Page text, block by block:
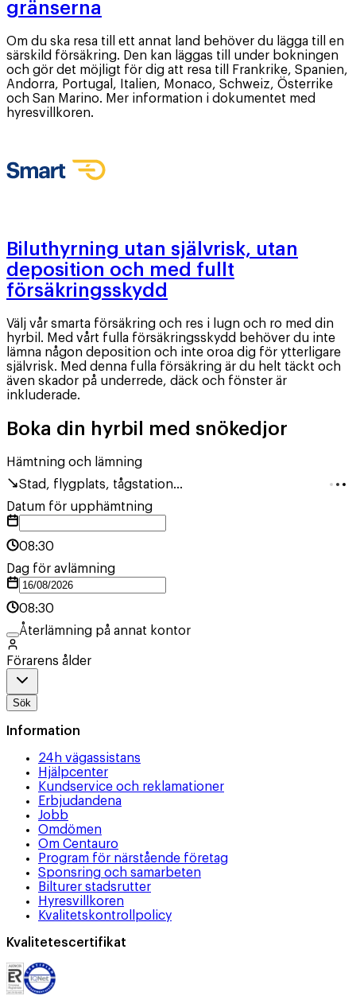
gränserna
Om du ska resa till ett annat land behöver du lägga till en
särskild försäkring. Den kan läggas till under bokningen
och gör det möjligt för dig att resa till Frankrike, Spanien,
Andorra, Portugal, Italien, Monaco, Schweiz, Österrike
och San Marino. Mer information i dokumentet med
hyresvillkoren.
Biluthyrning utan självrisk, utan
deposition och med fullt
försäkringsskydd
Välj vår smarta försäkring och res i lugn och ro med din
hyrbil. Med vårt fulla försäkringsskydd behöver du inte
lämna någon deposition och inte oroa dig för ytterligare
självrisk. Med denna fulla försäkring är du helt täckt och
även skador på underrede, däck och fönster är
inkluderade.
Boka din hyrbil med snökedjor
Hämtning och lämning
Stad, flygplats, tågstation...
Datum för upphämtning
08:30
Dag för avlämning
08:30
Återlämning på annat kontor
Förarens ålder
Sök
Information
24h vägassistans
Hjälpcenter
Kundservice och reklamationer
Erbjudandena
Jobb
Omdömen
Om Centauro
Program för närstående företag
Sponsring och samarbeten
Bilturer stadsrutter
Hyresvillkoren
Kvalitetskontrollpolicy
Kvalitetescertifikat